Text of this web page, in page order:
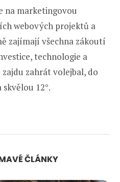
na marketingovou
webových projektů a
zajímají všechna zákoutí
technologie a
zahrát volejbal, do
12°.
ČLÁNKY